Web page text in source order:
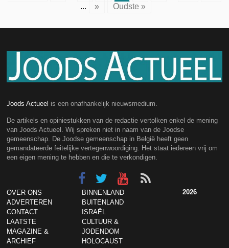
...
» Oudste »
Joods Actueel is een onafhankelijk nieuwsmedium.
De artikels en opiniestukken van de redactie vertolken enkel de mening
van Joods Actueel. Wij spreken niet in naam van de Joodse
gemeenschap. De Joodse gemeenschap in België heeft geen
gemandateerde feitelijke vertegenwoordiging. Het staat iedereen vrij om
een eigen mening te hebben en die te verkondigen.
OVER ONS
ADVERTEREN
CONTACT
LAATSTE
MAGAZINE &
ARCHIEF
BINNENLAND
BUITENLAND
ISRAËL
CULTUUR &
JODENDOM
HOLOCAUST
2026